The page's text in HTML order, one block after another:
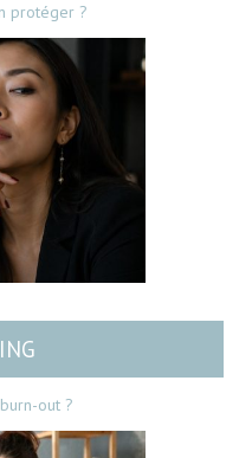
protéger ?
out ?